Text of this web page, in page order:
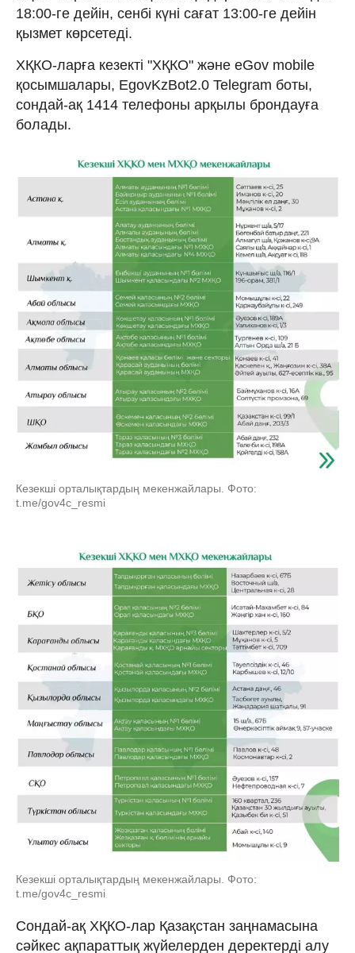
18:00-ге дейін, сенбі күні сағат 13:00-ге дейін
қызмет көрсетеді.
ХҚКО-ларға кезекті "ХҚКО" және eGov mobile
қосымшалары, EgovKzBot2.0 Telegram боты,
сондай-ақ 1414 телефоны арқылы брондауға
болады.
Кезекші орталықтардың мекенжайлары. Фото:
t.me/gov4c_resmi
Кезекші орталықтардың мекенжайлары. Фото:
t.me/gov4c_resmi
Сондай-ақ ХҚКО-лар Қазақстан заңнамасына
сәйкес ақпараттық жүйелерден деректерді алу